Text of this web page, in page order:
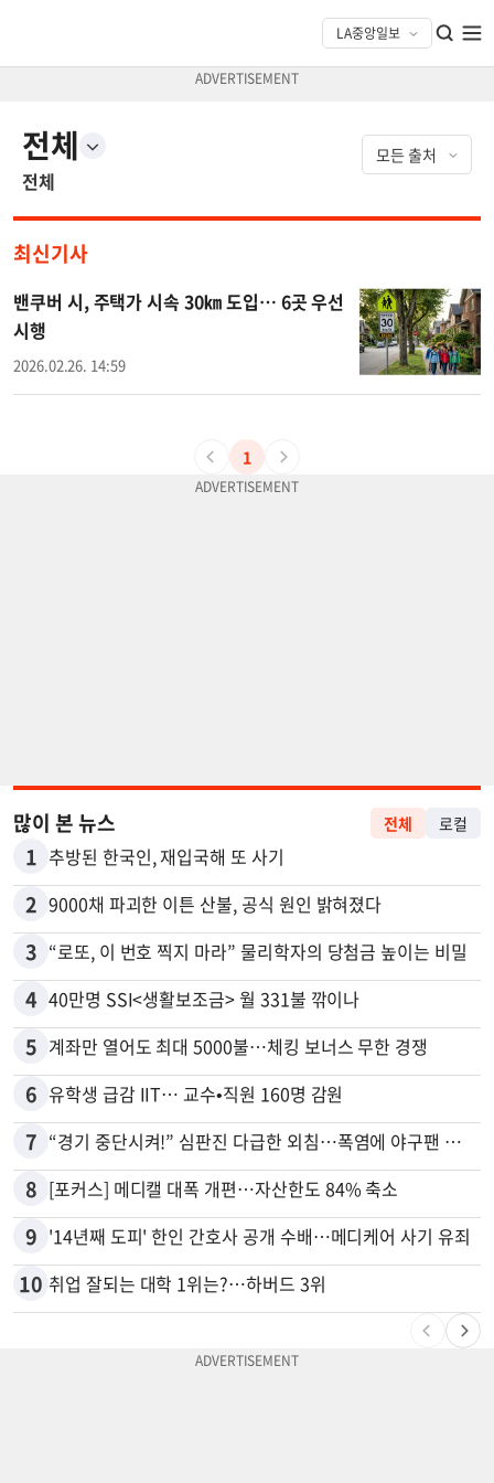
전체
전체
최신기사
밴쿠버 시, 주택가 시속 30㎞ 도입… 6곳 우선
시행
2026.02.26. 14:59
1
많이 본 뉴스 전체 로컬
1 추방된 한국인, 재입국해 또 사기
2 9000채 파괴한 이튼 산불, 공식 원인 밝혀졌다
3 “로또, 이 번호 찍지 마라” 물리학자의 당첨금 높이는 비밀
4 40만명 SSI<생활보조금> 월 331불 깎이나
5 계좌만 열어도 최대 5000불…체킹 보너스 무한 경쟁
6 유학생 급감 IIT… 교수•직원 160명 감원
7 “경기 중단시켜!” 심판진 다급한 외침…폭염에 야구팬 쓰러졌다
8 [포커스] 메디캘 대폭 개편…자산한도 84% 축소
9 '14년째 도피' 한인 간호사 공개 수배…메디케어 사기 유죄
10 취업 잘되는 대학 1위는?…하버드 3위